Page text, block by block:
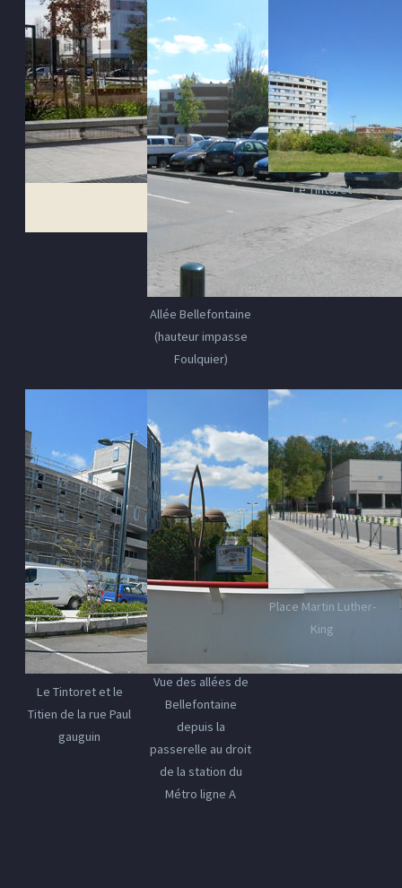
Allée Bellefontaine
(hauteur impasse
Foulquier)
Le Tintoret
Le Tintoret et le
Titien de la rue Paul
gauguin
Vue des allées de
Bellefontaine
depuis la
passerelle au droit
de la station du
Métro ligne A
Place Martin Luther-
King